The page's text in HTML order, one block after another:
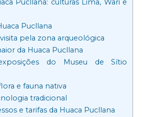
Pucllana: culturas Lima, Wari e
Pucllana
pela zona arqueológica
da Huaca Pucllana
do Museu de Sítio
e fauna nativa
tradicional
e tarifas da Huaca Pucllana